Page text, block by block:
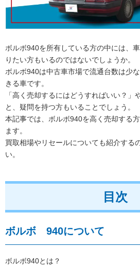
ボルボ940を所有している方の中には、
りたい方もいるのではないでしょうか。
ボルボ940は中古車市場で流通台数は少
きる車です。
「高く売却するにはどうすればいい？」
と、疑問を持つ方もいることでしょう。
本記事では、ボルボ940を高く売却する
ます。
買取相場やリセールについても紹介する
い。
目次
ボルボ 940について
ボルボ940とは？